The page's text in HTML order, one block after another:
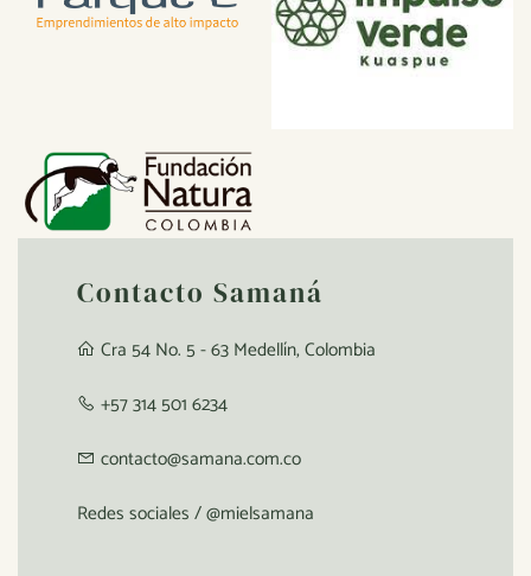
Contacto Samaná
Cra 54 No. 5 - 63 Medellín, Colombia
+57 314 501 6234
contacto@samana.com.co
Redes sociales / @mielsamana